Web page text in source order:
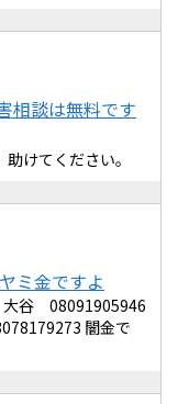
相談は無料です
けてください。
ミ金ですよ
谷 08091905946
闇金で